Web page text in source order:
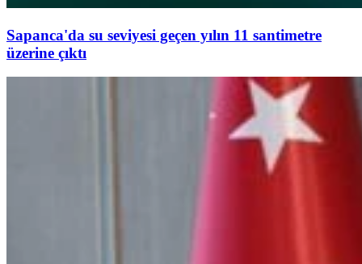
Sapanca'da su seviyesi geçen yılın 11 santimetre
üzerine çıktı